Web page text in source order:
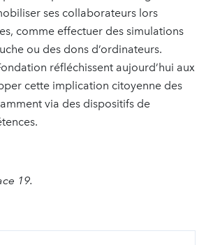
ses collaborateurs lors
comme effectuer des simulations
ou des dons d’ordinateurs.
réfléchissent aujourd’hui aux
cette implication citoyenne des
via des dispositifs de
19.